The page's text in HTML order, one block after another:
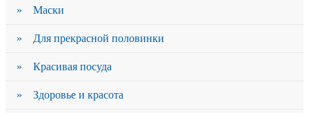
» Маски
» Для прекрасной половинки
» Красивая посуда
» Здоровье и красота